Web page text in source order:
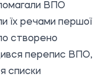
ВПО
їх речами першої
створено
перепис ВПО,
списки